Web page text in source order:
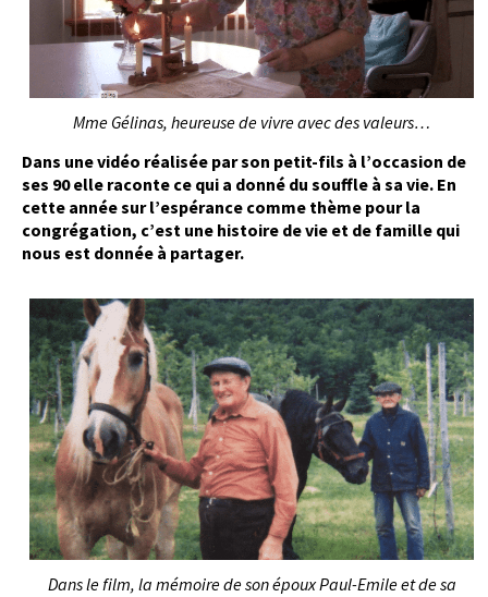
Mme Gélinas, heureuse de vivre avec des valeurs…
Dans une vidéo réalisée par son petit-fils à l’occasion de
ses 90 elle raconte ce qui a donné du souffle à sa vie. En
cette année sur l’espérance comme thème pour la
congrégation, c’est une histoire de vie et de famille qui
nous est donnée à partager.
Dans le film, la mémoire de son époux Paul-Emile et de sa